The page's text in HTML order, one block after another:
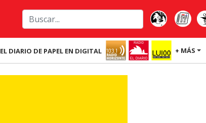
EL DIARIO DE PAPEL EN DIGITAL + MÁS